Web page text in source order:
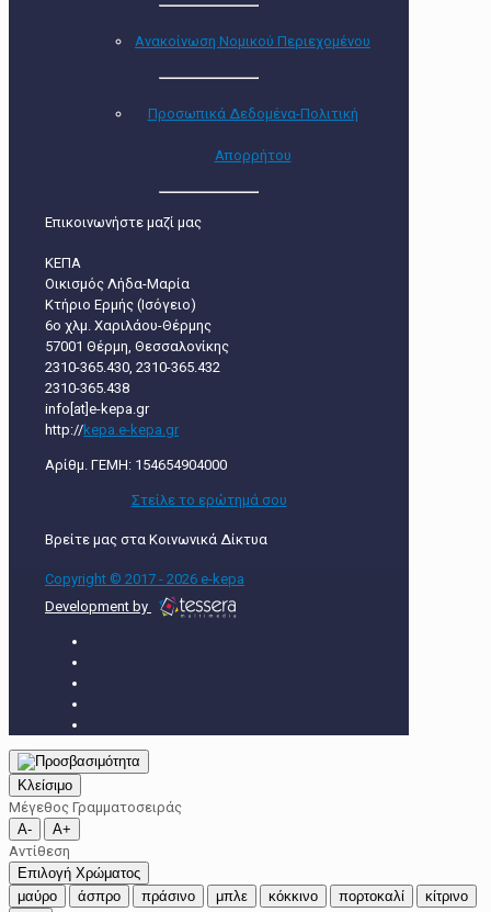
Ανακοίνωση Νομικού Περιεχομένου
Προσωπικά Δεδομένα-Πολιτική
Απορρήτου
Επικοινωνήστε μαζί μας
ΚΕΠΑ
Οικισμός Λήδα-Μαρία
Κτήριο Ερμής (Ισόγειο)
6ο χλμ. Χαριλάου-Θέρμης
57001 Θέρμη, Θεσσαλονίκης
2310-365.430, 2310-365.432
2310-365.438
info[at]e-kepa.gr
http://kepa.e-kepa.gr
Αρίθμ. ΓΕΜΗ: 154654904000
Στείλε τo ερώτημά σου
Βρείτε μας στα Κοινωνικά Δίκτυα
Copyright © 2017 - 2026 e-kepa
Development by
Κλείσιμο
Μέγεθος Γραμματοσειράς
A-
A+
Αντίθεση
Επιλογή Χρώματος
μαύρο
άσπρο πράσινο μπλε κόκκινο πορτοκαλί
κίτρινο